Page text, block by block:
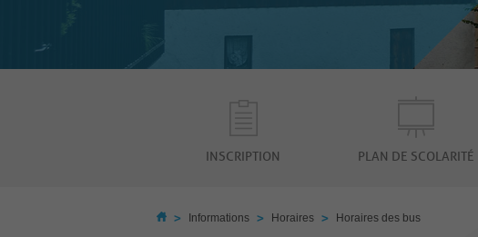
INSCRIPTION PLAN DE SCOLARITÉ
> Informations > Horaires > Horaires des bus